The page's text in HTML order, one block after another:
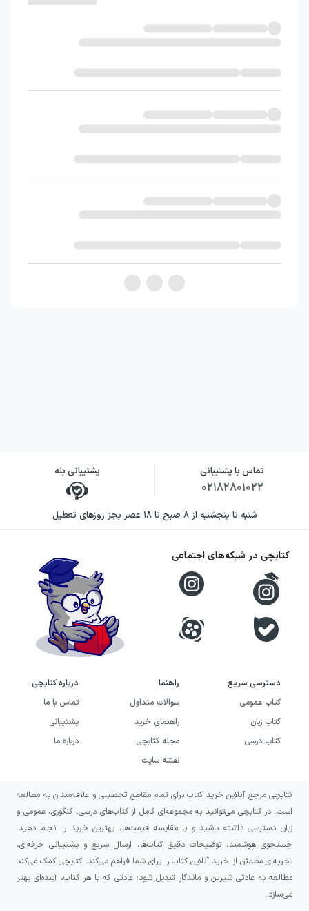
تماس با پشتیبانی
۰۲۱۸۲۸۰۱۰۲۲
پشتیبانی بله
شنبه تا پنجشنبه از ۸ صبح تا ۱۸ عصر بجز روزهای تعطیل
دسترسی سریع
کتاب عمومی
کتاب زبان
کتاب درسی
راهنما
سوالات متداول
راهنمای خرید
مجله کتابچی
نقشه سایت
درباره کتابچی
تماس با ما
پشتیبانی
درباره ما
کتابچی در شبکه‌های اجتماعی
کتابچی مرجع آنلاین خرید کتاب برای تمام مقاطع تحصیلی و علاقه‌مندان به مطالعه
است. در کتابچی می‌توانید به مجموعه‌ای کامل از کتاب‌های درسی، کنکوری، عمومی و
زبان دسترسی داشته باشید و با مقایسه قیمت‌ها، بهترین خرید را انجام دهید.
جستجوی هوشمند، توضیحات دقیق کتاب‌ها، ارسال سریع و پشتیبانی حرفه‌ای،
تجربه‌ای مطمئن از خرید آنلاین کتاب را برای شما فراهم می‌کند. کتابچی کمک می‌کند
مطالعه به عادتی شیرین و ماندگار تبدیل شود؛ عادتی که با هر کتاب، آینده‌ای بهتر
می‌سازد.